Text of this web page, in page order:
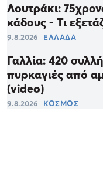
Λουτράκι:
κάδους - Τι
9.8.2026 ΕΛΛΑΔΑ
Γαλλία: 420
πυρκαγιές από
(video)
9.8.2026 ΚΟΣΜΟΣ